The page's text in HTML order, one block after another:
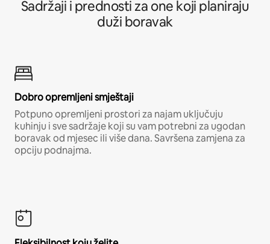
Sadržaji i prednosti za one koji planiraju
duži boravak
Dobro opremljeni smještaji
Potpuno opremljeni prostori za najam uključuju
kuhinju i sve sadržaje koji su vam potrebni za ugodan
boravak od mjesec ili više dana. Savršena zamjena za
opciju podnajma.